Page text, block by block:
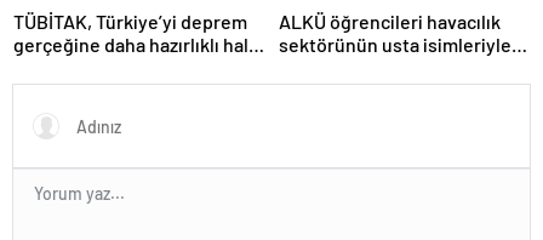
TÜBİTAK, Türkiye’yi deprem
gerçeğine daha hazırlıklı hale
ALKÜ öğrencileri havacılık
sektörünün usta isimleriyle